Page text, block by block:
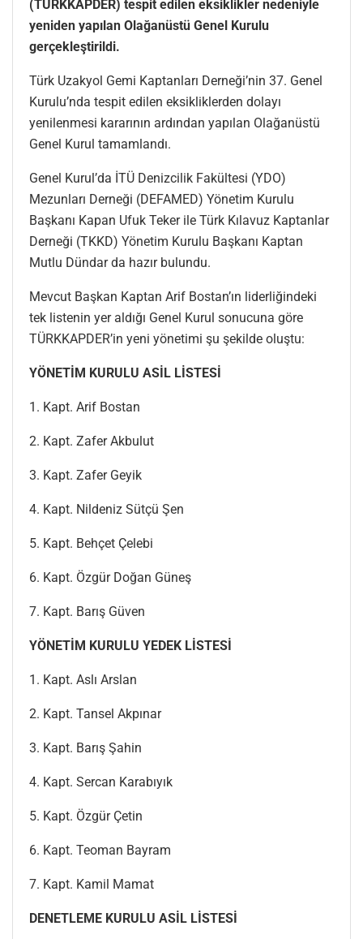
(TÜRKKAPDER) tespit edilen eksiklikler nedeniyle
yeniden yapılan Olağanüstü Genel Kurulu
gerçekleştirildi.
Türk Uzakyol Gemi Kaptanları Derneği’nin 37. Genel
Kurulu’nda tespit edilen eksikliklerden dolayı
yenilenmesi kararının ardından yapılan Olağanüstü
Genel Kurul tamamlandı.
Genel Kurul’da İTÜ Denizcilik Fakültesi (YDO)
Mezunları Derneği (DEFAMED) Yönetim Kurulu
Başkanı Kapan Ufuk Teker ile Türk Kılavuz Kaptanlar
Derneği (TKKD) Yönetim Kurulu Başkanı Kaptan
Mutlu Dündar da hazır bulundu.
Mevcut Başkan Kaptan Arif Bostan’ın liderliğindeki
tek listenin yer aldığı Genel Kurul sonucuna göre
TÜRKKAPDER’in yeni yönetimi şu şekilde oluştu:
YÖNETİM KURULU ASİL LİSTESİ
1. Kapt. Arif Bostan
2. Kapt. Zafer Akbulut
3. Kapt. Zafer Geyik
4. Kapt. Nildeniz Sütçü Şen
5. Kapt. Behçet Çelebi
6. Kapt. Özgür Doğan Güneş
7. Kapt. Barış Güven
YÖNETİM KURULU YEDEK LİSTESİ
1. Kapt. Aslı Arslan
2. Kapt. Tansel Akpınar
3. Kapt. Barış Şahin
4. Kapt. Sercan Karabıyık
5. Kapt. Özgür Çetin
6. Kapt. Teoman Bayram
7. Kapt. Kamil Mamat
DENETLEME KURULU ASİL LİSTESİ